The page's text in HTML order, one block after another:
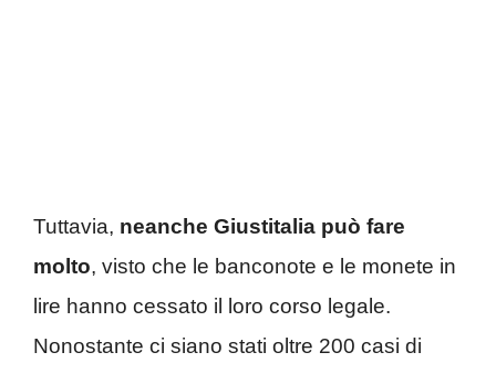
Tuttavia, neanche Giustitalia può fare
molto, visto che le banconote e le monete in
lire hanno cessato il loro corso legale.
Nonostante ci siano stati oltre 200 casi di